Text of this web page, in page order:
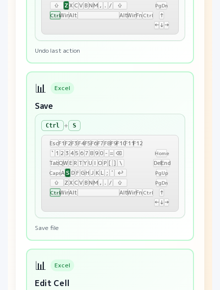
⇧
Z X CV B NM , . / ⇧
CtrlWinAlt AltWinFn Ctrl
PgDn
↑
←↓→
Undo last action
📊 Excel
Save
Ctrl + S
EscF1F2F3F4F5F6F7F8F9F10F11F12
` 1 2 3 45 6 7 8 9 0 - = ⌫
TabQWE R T Y U I OP [ ] \
CapsASD F GH J K L ; '
↩
⇧
Z X CV B NM , . / ⇧
CtrlWinAlt AltWinFn Ctrl
Home
DelEnd
PgUp
PgDn
↑
←↓→
Save file
📊 Excel
Edit Cell